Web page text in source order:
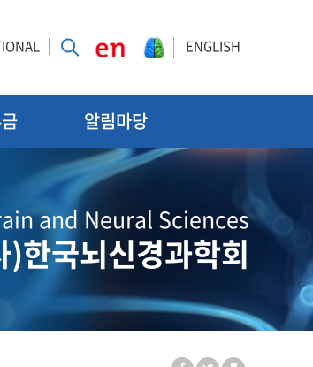
ENGLISH
알림마당
and Neural Sciences
)한국뇌신경과학회